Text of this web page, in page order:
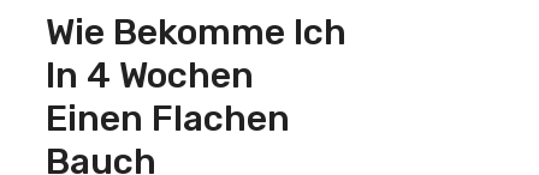
Wie Bekomme Ich
In 4 Wochen
Einen Flachen
Bauch